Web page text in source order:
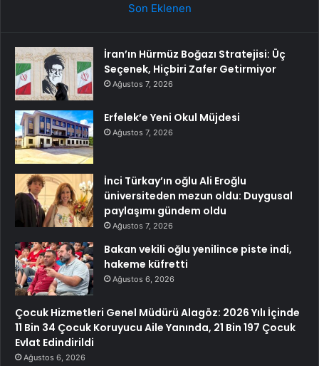
Son Eklenen
İran’ın Hürmüz Boğazı Stratejisi: Üç
Seçenek, Hiçbiri Zafer Getirmiyor
Ağustos 7, 2026
Erfelek’e Yeni Okul Müjdesi
Ağustos 7, 2026
İnci Türkay’ın oğlu Ali Eroğlu
üniversiteden mezun oldu: Duygusal
paylaşımı gündem oldu
Ağustos 7, 2026
Bakan vekili oğlu yenilince piste indi,
hakeme küfretti
Ağustos 6, 2026
Çocuk Hizmetleri Genel Müdürü Alagöz: 2026 Yılı İçinde
11 Bin 34 Çocuk Koruyucu Aile Yanında, 21 Bin 197 Çocuk
Evlat Edindirildi
Ağustos 6, 2026